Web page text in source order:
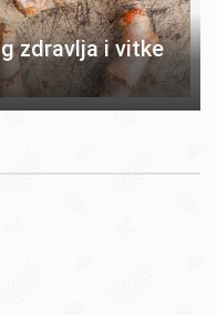
zdravlja i vitke